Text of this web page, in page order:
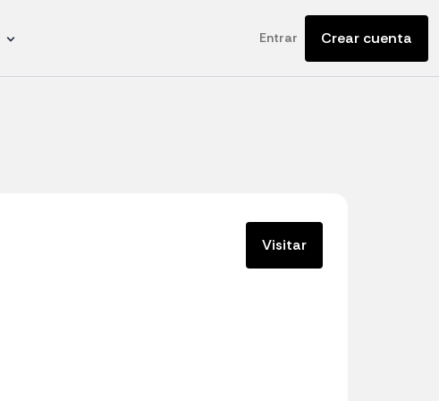
Entrar Crear cuenta
Visitar